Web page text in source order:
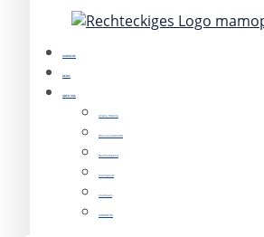
KARRIERE
NEWS
ÜBER UNS
Unsere Historie
Was uns ausmacht
Nachhaltigkeit
mamoparts
mamocars
KOMWERK